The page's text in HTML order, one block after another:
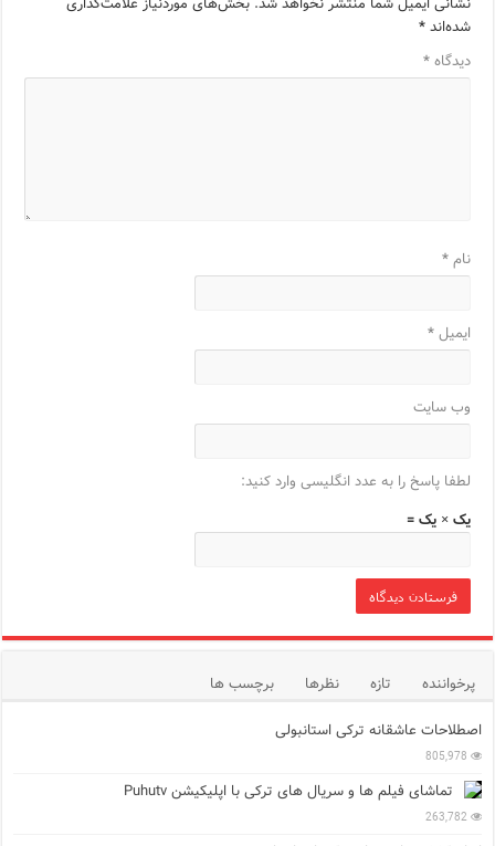
شده‌اند*
دیدگاه*
نام*
ایمیل*
وب‌ سایت
لطفا پاسخ را به عدد انگلیسی وارد کنید:
یک × یک =
پرخواننده تازه نظرها
برچسب ها
اصطلاحات عاشقانه ترکی استانبولی
805,978
تماشای فیلم ها و سریال های ترکی با اپلیکیشن Puhutv
263,782